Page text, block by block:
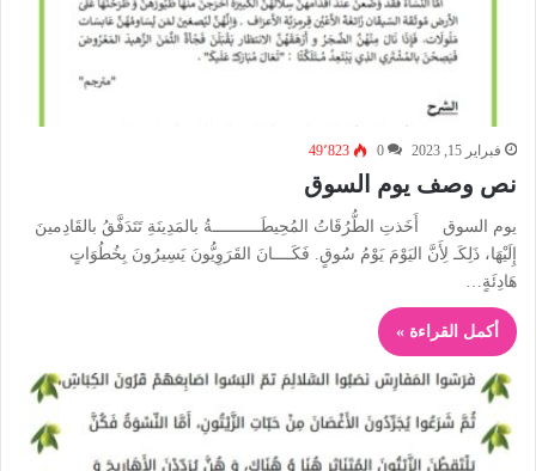
فبراير 15, 2023 0 49٬823
نص وصف يوم السوق
يوم السوق أَخَذتِ الطُّرُقَاتُ المُحِيطَــــــــــةُ بالمَدِينَةِ تَتَدَفَّقُ بالقَادِمينَ
إِلَيْهَا، ذَلِكَـ لِأَنَّ اليَوْمَ يَوْمُ سُوقٍ. فَكَــــانَ القَرَوِيُّونَ يَسِيرُونَ بِخُطُوَاتٍ
هَادِئَةٍ…
أكمل القراءة »